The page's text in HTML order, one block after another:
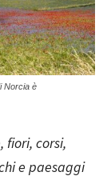
Norcia è
fiori, corsi,
e paesaggi